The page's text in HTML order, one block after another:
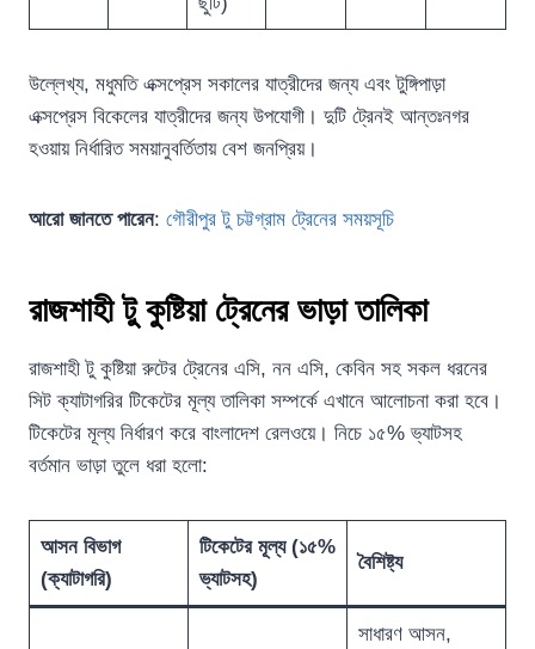
উল্লেখ্য, মধুমতি এক্সপ্রেস সকালের যাত্রীদের জন্য এবং টুঙ্গিপাড়া
এক্সপ্রেস বিকেলের যাত্রীদের জন্য উপযোগী। দুটি ট্রেনই আন্তঃনগর
হওয়ায় নির্ধারিত সময়ানুবর্তিতায় বেশ জনপ্রিয়।
আরো জানতে পারেন: গৌরীপুর টু চট্টগ্রাম ট্রেনের সময়সূচি
রাজশাহী টু কুষ্টিয়া ট্রেনের ভাড়া তালিকা
রাজশাহী টু কুষ্টিয়া রুটের ট্রেনের এসি, নন এসি, কেবিন সহ সকল ধরনের
সিট ক্যাটাগরির টিকেটের মূল্য তালিকা সম্পর্কে এখানে আলোচনা করা হবে।
টিকেটের মূল্য নির্ধারণ করে বাংলাদেশ রেলওয়ে। নিচে ১৫% ভ্যাটসহ
বর্তমান ভাড়া তুলে ধরা হলো:
আসন বিভাগ
(ক্যাটাগরি)
টিকেটের মূল্য (১৫%
ভ্যাটসহ)
বৈশিষ্ট্য
সাধারণ আসন,